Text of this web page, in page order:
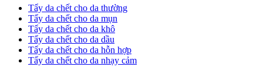
Tẩy da chết cho da thường
Tẩy da chết cho da mụn
Tẩy da chết cho da khô
Tẩy da chết cho da dầu
Tẩy da chết cho da hỗn hợp
Tẩy da chết cho da nhạy cảm